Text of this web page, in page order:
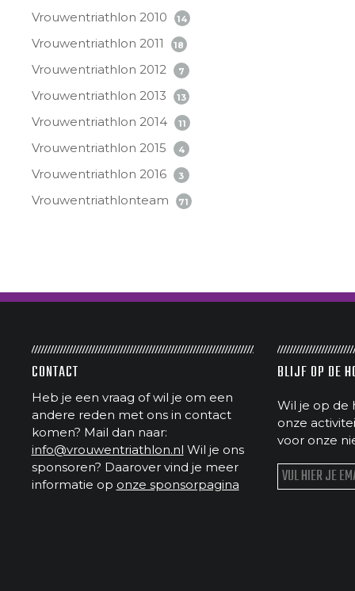
Vrouwentriathlon 2010 14
Vrouwentriathlon 2011 18
Vrouwentriathlon 2012 7
Vrouwentriathlon 2013 13
Vrouwentriathlon 2014 11
Vrouwentriathlon 2015 4
Vrouwentriathlon 2016 3
Vrouwentriathlonteam 71
CONTACT
Heb je een vraag of wil je om een
andere reden met ons in contact
komen? Mail dan naar:
info@vrouwentriathlon.nl Wil je ons
sponsoren? Daarover vind je meer
informatie op onze sponsorpagina
BLIJF OP DE
Wil je op de
onze
voor onze